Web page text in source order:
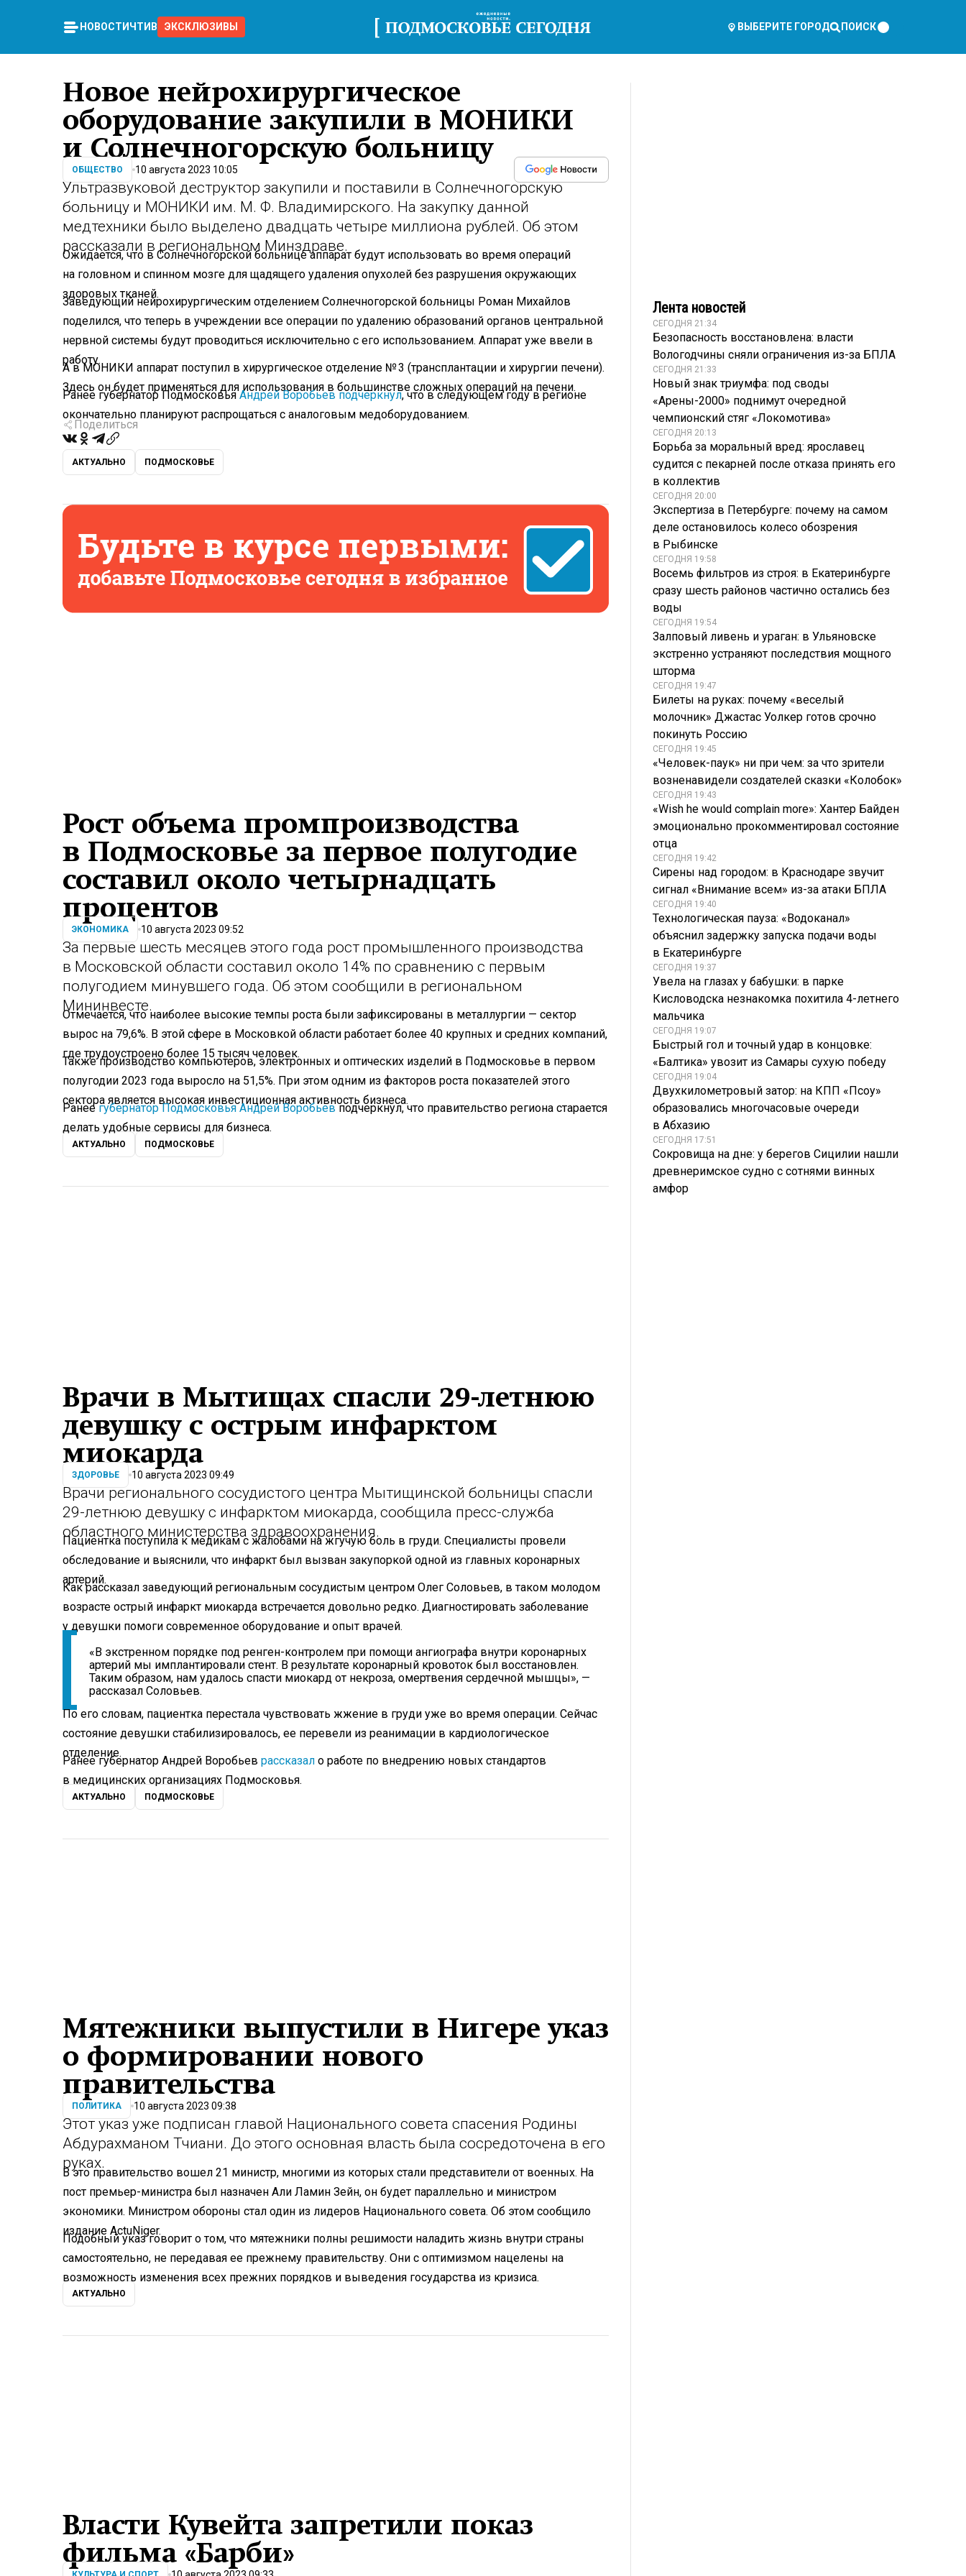
НОВОСТИ ЧТИВО ЭКСКЛЮЗИВЫ ВЫБЕРИТЕ ГОРОД ПОИСК
Новое нейрохирургическое
оборудование закупили в МОНИКИ
и Солнечногорскую больницу
ОБЩЕСТВО 10 августа 2023 10:05
Ультразвуковой деструктор закупили и поставили в Солнечногорскую
больницу и МОНИКИ им. М. Ф. Владимирского. На закупку данной
медтехники было выделено двадцать четыре миллиона рублей. Об этом
рассказали в региональном Минздраве.
Ожидается, что в Солнечногорской больнице аппарат будут использовать во время операций
на головном и спинном мозге для щадящего удаления опухолей без разрушения окружающих
здоровых тканей.
Заведующий нейрохирургическим отделением Солнечногорской больницы Роман Михайлов
поделился, что теперь в учреждении все операции по удалению образований органов центральной
нервной системы будут проводиться исключительно с его использованием. Аппарат уже ввели в
работу.
А в МОНИКИ аппарат поступил в хирургическое отделение № 3 (трансплантации и хирургии печени).
Здесь он будет применяться для использования в большинстве сложных операций на печени.
Ранее губернатор ПодмосковьяАндрей Воробьев подчеркнул, что в следующем году в регионе
окончательно планируют распрощаться с аналоговым медоборудованием.
Поделиться
АКТУАЛЬНО ПОДМОСКОВЬЕ
Рост объема промпроизводства
в Подмосковье за первое полугодие
составил около четырнадцать
процентов
ЭКОНОМИКА 10 августа 2023 09:52
За первые шесть месяцев этого года рост промышленного производства
в Московской области составил около 14% по сравнению с первым
полугодием минувшего года. Об этом сообщили в региональном
Мининвесте.
Отмечается, что наиболее высокие темпы роста были зафиксированы в металлургии — сектор
вырос на 79,6%. В этой сфере в Московкой области работает более 40 крупных и средних компаний,
где трудоустроено более 15 тысяч человек.
Также производство компьютеров, электронных и оптических изделий в Подмосковье в первом
полугодии 2023 года выросло на 51,5%. При этом одним из факторов роста показателей этого
сектора является высокая инвестиционная активность бизнеса.
Ранеегубернатор Подмосковья Андрей Воробьевподчеркнул, что правительство региона старается
делать удобные сервисы для бизнеса.
АКТУАЛЬНО ПОДМОСКОВЬЕ
Врачи в Мытищах спасли 29-летнюю
девушку с острым инфарктом
миокарда
ЗДОРОВЬЕ 10 августа 2023 09:49
Врачи регионального сосудистого центра Мытищинской больницы спасли
29-летнюю девушку с инфарктом миокарда, сообщила пресс-служба
областного министерства здравоохранения.
Пациентка поступила к медикам с жалобами на жгучую боль в груди. Специалисты провели
обследование и выяснили, что инфаркт был вызван закупоркой одной из главных коронарных
артерий.
Как рассказал заведующий региональным сосудистым центром Олег Соловьев, в таком молодом
возрасте острый инфаркт миокарда встречается довольно редко. Диагностировать заболевание
у девушки помоги современное оборудование и опыт врачей.
«В экстренном порядке под ренген-контролем при помощи ангиографа внутри коронарных
артерий мы имплантировали стент. В результате коронарный кровоток был восстановлен.
Таким образом, нам удалось спасти миокард от некроза, омертвения сердечной мышцы», —
рассказал Соловьев.
По его словам, пациентка перестала чувствовать жжение в груди уже во время операции. Сейчас
состояние девушки стабилизировалось, ее перевели из реанимации в кардиологическое
отделение.
Ранее губернатор Андрей Воробьев рассказал о работе по внедрению новых стандартов
в медицинских организациях Подмосковья.
АКТУАЛЬНО ПОДМОСКОВЬЕ
Мятежники выпустили в Нигере указ
о формировании нового
правительства
ПОЛИТИКА 10 августа 2023 09:38
Этот указ уже подписан главой Национального совета спасения Родины
Абдурахманом Тчиани. До этого основная власть была сосредоточена в его
руках.
В это правительство вошел 21 министр, многими из которых стали представители от военных. На
пост премьер-министра был назначен Али Ламин Зейн, он будет параллельно и министром
экономики. Министром обороны стал один из лидеров Национального совета. Об этом сообщило
издание ActuNiger.
Подобный указ говорит о том, что мятежники полны решимости наладить жизнь внутри страны
самостоятельно, не передавая ее прежнему правительству. Они с оптимизмом нацелены на
возможность изменения всех прежних порядков и выведения государства из кризиса.
АКТУАЛЬНО
Власти Кувейта запретили показ
фильма «Барби»
Лента новостей
СЕГОДНЯ 21:34
Безопасность восстановлена: власти
Вологодчины сняли ограничения из-за БПЛА
СЕГОДНЯ 21:33
Новый знак триумфа: под своды
«Арены-2000» поднимут очередной
чемпионский стяг «Локомотива»
СЕГОДНЯ 20:13
Борьба за моральный вред: ярославец
судится с пекарней после отказа принять его
в коллектив
СЕГОДНЯ 20:00
Экспертиза в Петербурге: почему на самом
деле остановилось колесо обозрения
в Рыбинске
СЕГОДНЯ 19:58
Восемь фильтров из строя: в Екатеринбурге
сразу шесть районов частично остались без
воды
СЕГОДНЯ 19:54
Залповый ливень и ураган: в Ульяновске
экстренно устраняют последствия мощного
шторма
СЕГОДНЯ 19:47
Билеты на руках: почему «веселый
молочник» Джастас Уолкер готов срочно
покинуть Россию
СЕГОДНЯ 19:45
«Человек-паук» ни при чем: за что зрители
возненавидели создателей сказки «Колобок»
СЕГОДНЯ 19:43
«Wish he would complain more»: Хантер Байден
эмоционально прокомментировал состояние
отца
СЕГОДНЯ 19:42
Сирены над городом: в Краснодаре звучит
сигнал «Внимание всем» из-за атаки БПЛА
СЕГОДНЯ 19:40
Технологическая пауза: «Водоканал»
объяснил задержку запуска подачи воды
в Екатеринбурге
СЕГОДНЯ 19:37
Увела на глазах у бабушки: в парке
Кисловодска незнакомка похитила 4-летнего
мальчика
СЕГОДНЯ 19:07
Быстрый гол и точный удар в концовке:
«Балтика» увозит из Самары сухую победу
СЕГОДНЯ 19:04
Двухкилометровый затор: на КПП «Псоу»
образовались многочасовые очереди
в Абхазию
СЕГОДНЯ 17:51
Сокровища на дне: у берегов Сицилии нашли
древнеримское судно с сотнями винных
амфор